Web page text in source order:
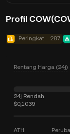
Profil
Peringkat 287
Rentang Harga (24j)
24j Rendah
$0,1039
ATH